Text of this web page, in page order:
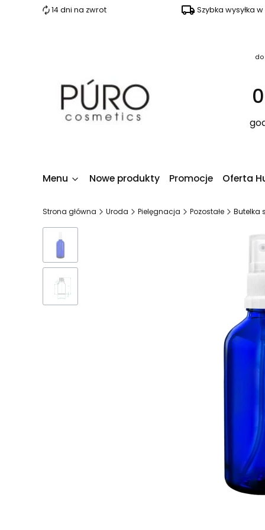
14 dni na zwrot Szybka wysyłka
Menu Nowe produkty Promocje Oferta
Strona główna Uroda Pielęgnacja Pozostałe Butelka